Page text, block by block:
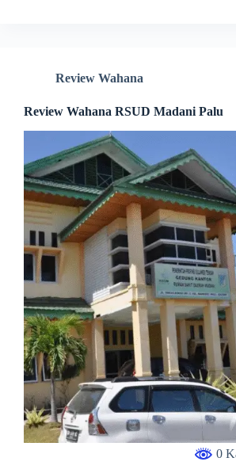
Review Wahana
Review Wahana RSUD Madani Palu
0